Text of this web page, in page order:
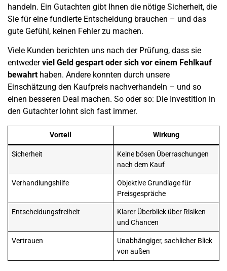
handeln. Ein Gutachten gibt Ihnen die nötige Sicherheit, die
Sie für eine fundierte Entscheidung brauchen – und das
gute Gefühl, keinen Fehler zu machen.
Viele Kunden berichten uns nach der Prüfung, dass sie
entwederviel Geld gespart oder sich vor einem Fehlkauf
bewahrt haben. Andere konnten durch unsere
Einschätzung den Kaufpreis nachverhandeln – und so
einen besseren Deal machen. So oder so: Die Investition in
den Gutachter lohnt sich fast immer.
Vorteil Wirkung
Sicherheit
Keine bösen Überraschungen
nach dem Kauf
Verhandlungshilfe
Objektive Grundlage für
Preisgespräche
Entscheidungsfreiheit
Klarer Überblick über Risiken
und Chancen
Vertrauen
Unabhängiger, sachlicher Blick
von außen